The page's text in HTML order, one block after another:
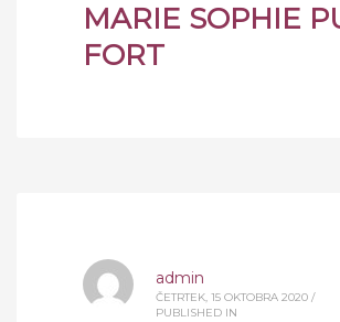
MARIE SOPHIE
FORT
admin
ČETRTEK, 15 OKTOBRA 2020 /
PUBLISHED IN